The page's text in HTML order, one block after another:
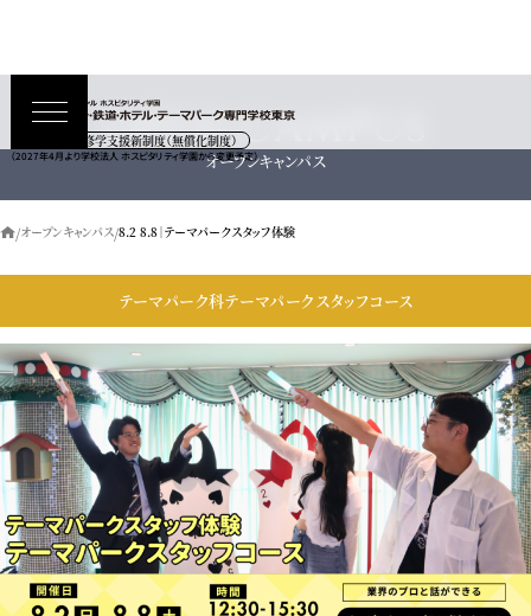
高等教育の修学支援新制度（無償化制度）
（2027年4月より学校法人 ホスピタリティ学園から変更予定）
OPEN CAMPUS
オープンキャンパス
オープンキャンパス 8.2 8.8｜テーマパークスタッフ体験
テーマパーク科